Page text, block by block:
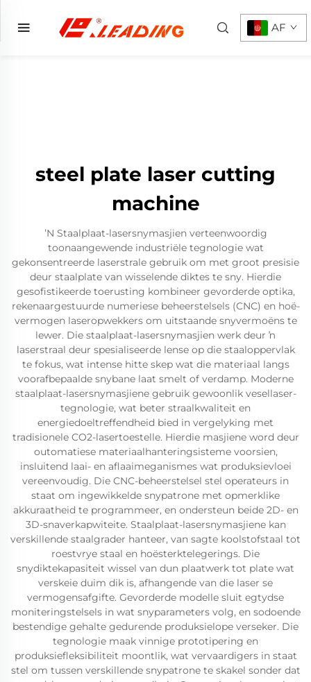
AF
steel plate laser cutting
machine
ʼN Staalplaat-lasersnymasjien verteenwoordig
toonaangewende industriële tegnologie wat
gekonsentreerde laserstrale gebruik om met groot presisie
deur staalplate van wisselende diktes te sny. Hierdie
gesofistikeerde toerusting kombineer gevorderde optika,
rekenaargestuurde numeriese beheerstelsels (CNC) en hoë-
vermogen laseropwekkers om uitstaande snyvermoëns te
lewer. Die staalplaat-lasersnymasjien werk deur ŉ
laserstraal deur spesialiseerde lense op die staaloppervlak
te fokus, wat intense hitte skep wat die materiaal langs
voorafbepaalde snybane laat smelt of verdamp. Moderne
staalplaat-lasersnymasjiene gebruik gewoonlik vesellaser-
tegnologie, wat beter straalkwaliteit en
energiedoeltreffendheid bied in vergelyking met
tradisionele CO2-lasertoestelle. Hierdie masjiene word deur
outomatiese materiaalhanteringsisteme voorsien,
insluitend laai- en aflaaimeganismes wat produksievloei
vereenvoudig. Die CNC-beheerstelsel stel operateurs in
staat om ingewikkelde snypatrone met opmerklike
akkuraatheid te programmeer, en ondersteun beide 2D- en
3D-snaverkapwiteite. Staalplaat-lasersnymasjiene kan
verskillende staalgrader hanteer, van sagte koolstofstaal tot
roestvrye staal en hoësterktelegerings. Die
snydiktekapasiteit wissel van dun plaatwerk tot plate wat
verskeie duim dik is, afhangende van die laser se
vermogensafgifte. Gevorderde modelle sluit egtydse
moniteringstelsels in wat snyparameters volg, en sodoende
bestendige gehalte gedurende produksielope verseker. Die
tegnologie maak vinnige prototipering en
produksiefleksibiliteit moontlik, wat vervaardigers in staat
stel om tussen verskillende snypatrone te skakel sonder dat